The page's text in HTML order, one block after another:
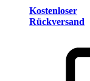
Kostenloser
Rückversand